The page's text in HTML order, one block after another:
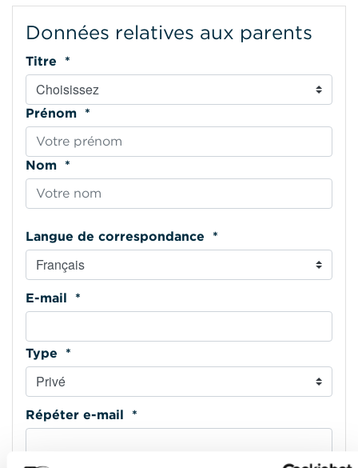
Données relatives aux parents
Titre *
Prénom *
Nom *
Langue de correspondance *
E-mail *
Type *
Répéter e-mail *